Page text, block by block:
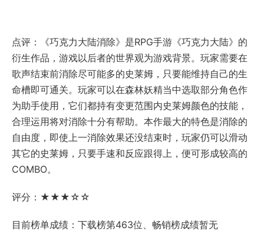
点评：《巧克力大陆消除》是RPG手游《巧克力大陆》的
衍生作品，游戏以后者的世界观为游戏背景。玩家需要在
歌声结束前消除尽可能多的史莱姆，只要能维持自己的生
命槽即可通关。玩家可以在森林妖精当中选取部分角色作
为助手使用，它们都持有变更范围内史莱姆颜色的技能，
合理运用将对消除十分有帮助。本作最大的特色是消除的
自由度，即使上一消除效果还没结束时，玩家仍可以滑动
其它的史莱姆，只要手速和反应跟得上，便可形成较高的
COMBO。
评分：★★★☆☆
目前榜单成绩：下载榜第463位、畅销榜成绩暂无